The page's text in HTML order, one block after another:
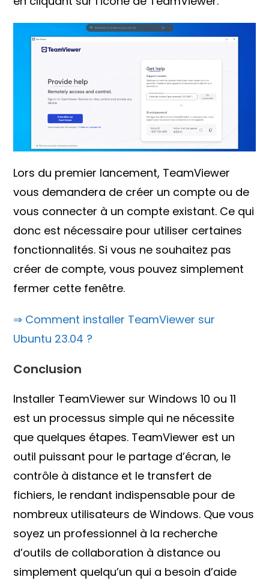
Lors du premier lancement, TeamViewer
vous demandera de créer un compte ou de
vous connecter à un compte existant. Ce qui
donc est nécessaire pour utiliser certaines
fonctionnalités. Si vous ne souhaitez pas
créer de compte, vous pouvez simplement
fermer cette fenêtre.
⇒ Comment installer TeamViewer sur
Ubuntu 23.04 ?
Conclusion
Installer TeamViewer sur Windows 10 ou 11
est un processus simple qui ne nécessite
que quelques étapes. TeamViewer est un
outil puissant pour le partage d’écran, le
contrôle à distance et le transfert de
fichiers, le rendant indispensable pour de
nombreux utilisateurs de Windows. Que vous
soyez un professionnel à la recherche
d’outils de collaboration à distance ou
simplement quelqu’un qui a besoin d’aide